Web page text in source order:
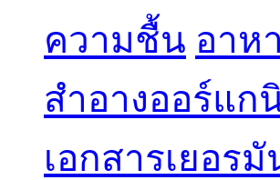
ความชื้น อาห
สำอางออร์แก
เอกสารเยอรมั